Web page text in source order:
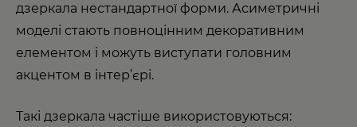
дзеркала нестандартної форми. Асиметричні
моделі стають повноцінним декоративним
елементом і можуть виступати головним
акцентом в інтер’єрі.
Такі дзеркала частіше використовуються: